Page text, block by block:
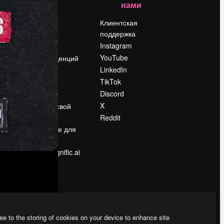
Цены
О нас
Reviews
Вакансии
Поиск тенденций
Блог
События
Slidesgo
Продайте свой
контент
Помещение для
прессы
Ищете magnific.ai
нами
Клиентская
поддержка
Instagram
YouTube
LinkedIn
TikTok
Discord
X
Reddit
to the storing of cookies on your device to enhance site